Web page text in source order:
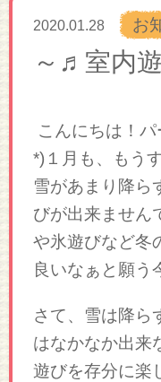
2020.01.28 お
～♬室内
こんにちは！
*)１月も、もう
雪があまり降
びが出来ません
や氷遊びなど冬
良いなぁと願う
さて、雪は降ら
はなかなか出来
遊びを存分に楽